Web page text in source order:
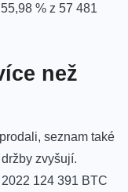
% z 57 481
než
seznam také
zvyšují.
124 391 BTC